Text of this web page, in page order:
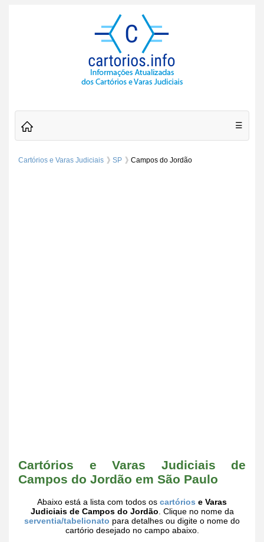
☰
Cartórios e Varas Judiciais SP Campos do Jordão
Cartórios e Varas Judiciais de
Campos do Jordão em São Paulo
Abaixo está a lista com todos os cartórios e Varas
Judiciais de Campos do Jordão . Clique no nome da
serventia/tabelionato para detalhes ou digite o nome do
cartório desejado no campo abaixo.